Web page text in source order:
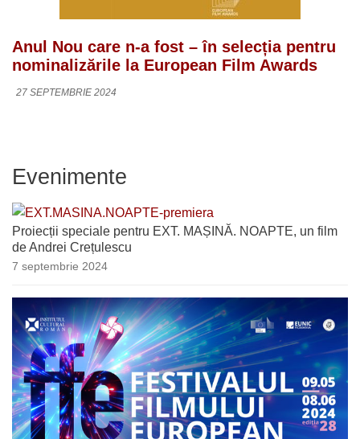
Anul Nou care n-a fost – în selecția pentru
nominalizările la European Film Awards
27 SEPTEMBRIE 2024
Evenimente
Proiecții speciale pentru EXT. MAȘINĂ. NOAPTE, un film
de Andrei Crețulescu
7 septembrie 2024